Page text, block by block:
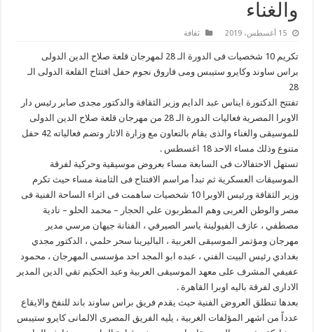
والغناء
15 أغسطس، 2019 ثقافة
تكريم 10 شخصيات فى الدورة الـ 28 لمهرجان قلعة صلاح الدين الدولى
براس ساوند وكايرو ستيبس ومى فاروق نجوم حفل افتتاح القلعة الدولى الـ
28
تفتتح الدكتورة ايناس عبد الدايم وزير الثقافة والدكتور مجدى صابر رئيس دار
الاوبرا المصرية فعاليات الدورة الـ 28 من مهرجان قلعة صلاح الدين الدولى
للموسيقى والغناء والذى يقام بالتعاون مع وزارة الاثار وتضم فعالياته 42 حفل
متنوع وذلك مساء الاحد 18 اغسطس .
تستهل الاحتفالات فى السابعة مساء بعروض موسيقية وحركية لفرقة
الموسيقات العسكرية ثم تبدأ مراسم الافتتاح فى الثامنة مساء حيث تكرم
وزير الثقافة ورئيس الاوبرا 10 شخصيات ساهمت فى اثراء الساحة الفنية فى
مصر والوطن العربى وهم المطربون علي الحجار – محمد الحلو – نادية
مصطفي ، عازف الفيولينة ياسر الصيرفي ، الفنانة جيهان مرسي مدير
مهرجان ومؤتمر الموسيقى العربية ، الباليرينا سحر حلمي ، الدكتور مجدي
بغدادي رئيس البيت الفني ، عبده ابو المجد احد مؤسسى المهرجان ، محمود
عفيفي المشرف على معهد الموسيقى العربية وعبد الحكيم تقي الدين المدير
الادارى لفرقة باليه اوبرا القاهرة .
بعدها تنطلق العروض الفنية حيث يقدم فريق براس ساوند باند للنفخ والايقاع
عدداً من اشهر المؤلفات الغربية ، يليه الفريق المصرى الالمانى كايرو ستيبس